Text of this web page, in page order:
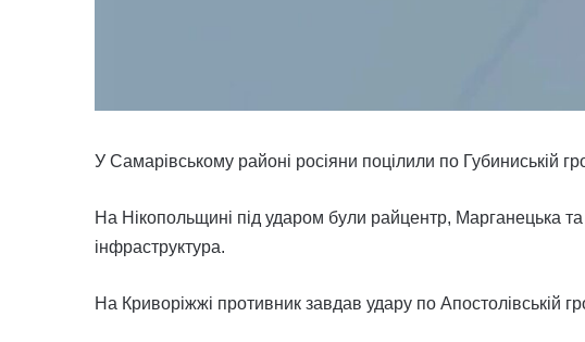
У Самарівському районі росіяни поцілили по Губиниській
На Нікопольщині під ударом були райцентр, Марганецька
інфраструктура.
На Криворіжжі противник завдав удару по Апостолівській